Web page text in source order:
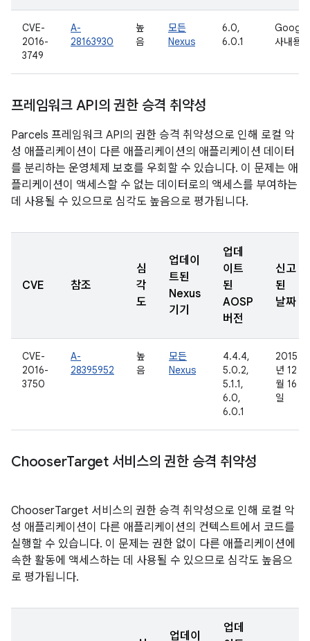
CVE-
2016-
3749
A-
28163930
높
음
모든
Nexus
6.0,
6.0.1
Google
사내용
프레임워크 API의 권한 승격 취약성
Parcels 프레임워크 API의 권한 승격 취약성으로 인해 로컬 악
성 애플리케이션이 다른 애플리케이션의 애플리케이션 데이터
를 분리하는 운영체제 보호를 우회할 수 있습니다. 이 문제는 애
플리케이션이 액세스할 수 없는 데이터로의 액세스를 부여하는
데 사용될 수 있으므로 심각도 높음으로 평가됩니다.
CVE 참조
심
각
도
업데이
트된
Nexus
기기
업데
이트
된
AOSP
버전
신고
된
날짜
CVE-
2016-
3750
A-
28395952
높
음
모든
Nexus
4.4.4,
5.0.2,
5.1.1,
6.0,
6.0.1
2015
년 12
월 16
일
ChooserTarget 서비스의 권한 승격 취약성
ChooserTarget 서비스의 권한 승격 취약성으로 인해 로컬 악
성 애플리케이션이 다른 애플리케이션의 컨텍스트에서 코드를
실행할 수 있습니다. 이 문제는 권한 없이 다른 애플리케이션에
속한 활동에 액세스하는 데 사용될 수 있으므로 심각도 높음으
로 평가됩니다.
업데이
업데